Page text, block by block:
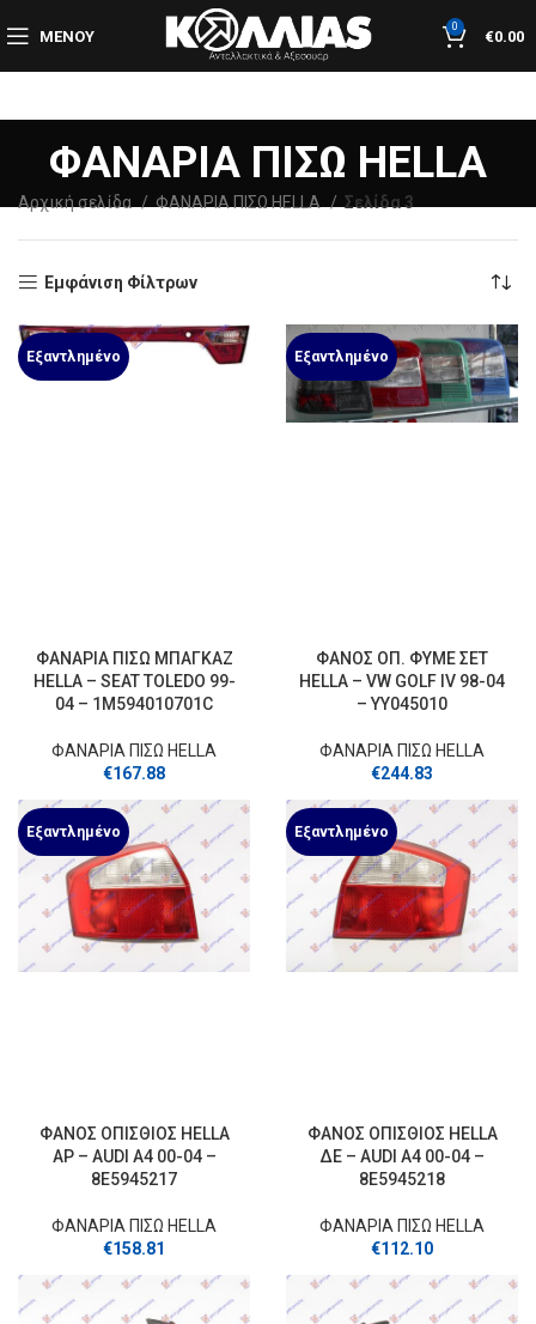
ΜΕΝΟΎ
0
€0.00
ΦΑΝΑΡΙΑ ΠΙΣΩ HELLA
Αρχική σελίδα ΦΑΝΑΡΙΑ ΠΙΣΩ HELLA Σελίδα 3
Εμφάνιση Φίλτρων
Εξαντλημένο
ΦΑΝΑΡΙΑ ΠΙΣΩ ΜΠΑΓΚΑΖ
HELLA – SEAT TOLEDO 99-
04 – 1M594010701C
ΦΑΝΑΡΙΑ ΠΙΣΩ HELLA
€167.88
Εξαντλημένο
ΦΑΝΟΣ ΟΠ. ΦΥΜΕ ΣΕΤ
HELLA – VW GOLF IV 98-04
– YY045010
ΦΑΝΑΡΙΑ ΠΙΣΩ HELLA
€244.83
Εξαντλημένο
ΦΑΝΟΣ ΟΠΙΣΘΙΟΣ HELLA
ΑΡ – AUDI A4 00-04 –
8E5945217
ΦΑΝΑΡΙΑ ΠΙΣΩ HELLA
€158.81
Εξαντλημένο
ΦΑΝΟΣ ΟΠΙΣΘΙΟΣ HELLA
ΔΕ – AUDI A4 00-04 –
8E5945218
ΦΑΝΑΡΙΑ ΠΙΣΩ HELLA
€112.10